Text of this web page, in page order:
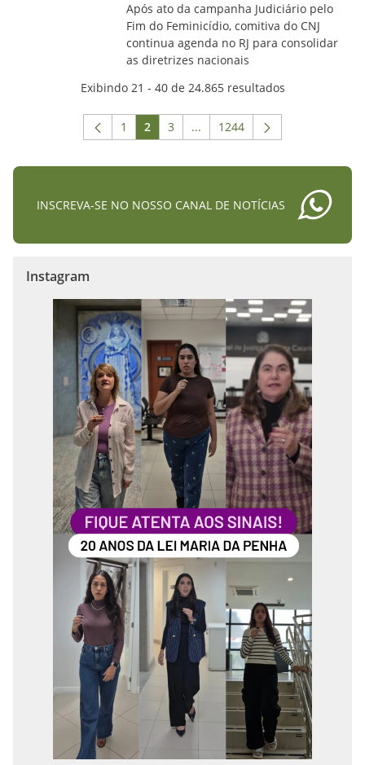
Após ato da campanha Judiciário pelo
Fim do Feminicídio, comitiva do CNJ
continua agenda no RJ para consolidar
as diretrizes nacionais
Exibindo 21 - 40 de 24.865 resultados
Página
1 Página
2 Página
3 ...Páginas intermediárias Usar
Página
1244
INSCREVA-SE NO NOSSO CANAL DE NOTÍCIAS
Instagram